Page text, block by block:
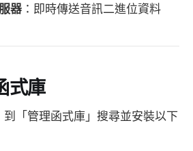
器 ：即時傳送音訊二進位資料
式庫
「管理函式庫」搜尋並安裝以下